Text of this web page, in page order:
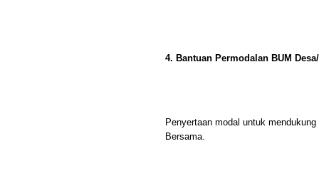
4. Bantuan Permodalan BUM
Penyertaan modal untuk
Bersama.